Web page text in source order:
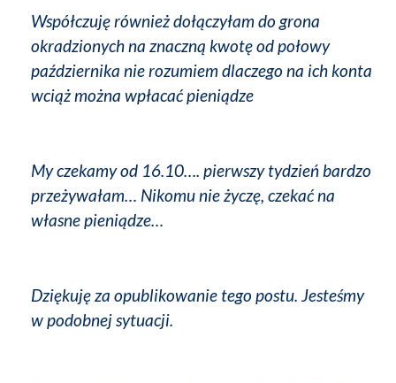
Współczuję również dołączyłam do grona
okradzionych na znaczną kwotę od połowy
października nie rozumiem dlaczego na ich konta
wciąż można wpłacać pieniądze
My czekamy od 16.10…. pierwszy tydzień bardzo
przeżywałam… Nikomu nie życzę, czekać na
własne pieniądze…
Dziękuję za opublikowanie tego postu. Jesteśmy
w podobnej sytuacji.